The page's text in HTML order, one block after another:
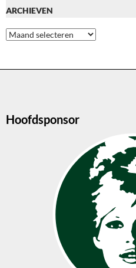
ARCHIEVEN
Archieven
Hoofdsponsor